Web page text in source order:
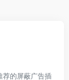
荐的屏蔽广告插